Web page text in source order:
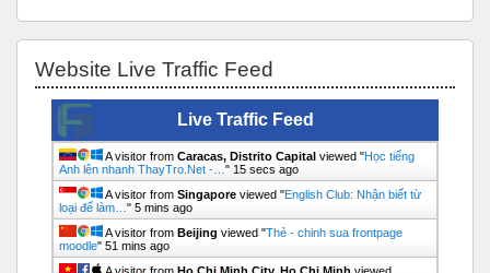
Website Live Traffic Feed
Live Traffic Feed
A visitor from Caracas, Distrito Capital viewed "Học tiếng
Anh lên nhanh ThayTro.Net -… " 15 secs ago
A visitor from Singapore viewed "English Club: Nhận biết từ
loại để làm… " 5 mins ago
A visitor from Beijing viewed "Thẻ - chinh sua frontpage
moodle" 51 mins ago